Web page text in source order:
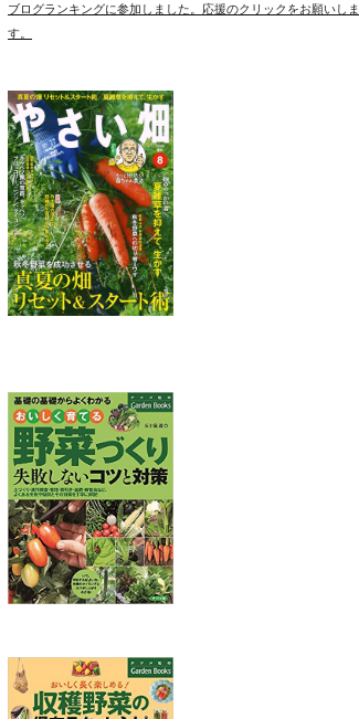
ブログランキングに参加しました。応援のクリックをお願いしま
す。